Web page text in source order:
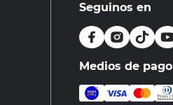
Seguinos en
Medios de pago